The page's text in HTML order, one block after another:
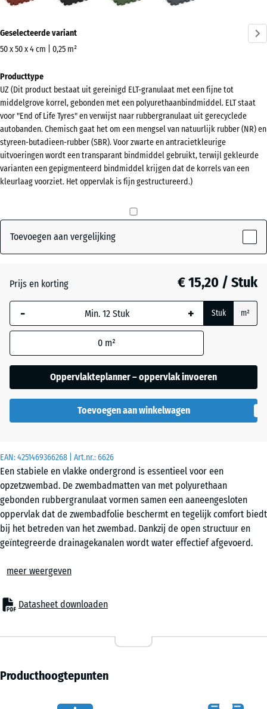
EAN:4251469366268 | Art.nr.:6626
Een stabiele en vlakke ondergrond is essentieel voor een
opzetzwembad. De zwembadmatten van met polyurethaan
gebonden rubbergranulaat vormen samen een aaneengesloten
oppervlak dat de zwembadfolie beschermt en tegelijk comfort biedt
bij het betreden van het zwembad. Dankzij de open structuur en
geïntegreerde drainagekanalen wordt water effectief afgevoerd.
De tegels zijn rondom voorzien van een nauwkeurig puzzelsysteem,
samenhangend oppervlak zonder dat verlijmen of schroeven nodig
is. Ook een randafwerking is doorgaans overbodig. De elementen
zonder moeite worden verwijderd.
Voor een duurzaam resultaat is een stabiele draaglaag nodig.
Geschikt zijn bijvoorbeeld beton, asfalt of klinkerbestrating, maar
meer weergeven
Datasheet downloaden
informatie
over
kleuren?
Kleurenpalet
weergeven
Baksteenrood(active)
Antraciet - € 0,50
Geselecteerde variant
50 x 50 x 4 cm | 0,25 m²
voor
verzending
540
x
540
x
40
mm
blauw omlijnde
afmeting wordt
(tenzij anders
aangegeven in de
50
cm
|
0,25
50
x
50
x 3
cm
|
m²
- € 3,50
Producttype
UZ (Dit product bestaat uit gereinigd ELT-granulaat met een fijne tot
middelgrove korrel, gebonden met een polyurethaanbindmiddel. ELT staat
voor "End of Life Tyres" en verwijst naar rubbergranulaat uit gerecyclede
autobanden. Chemisch gaat het om een mengsel van natuurlijk rubber (NR) en
styreen-butadieen-rubber (SBR). Voor zwarte en antracietkleurige
uitvoeringen wordt een transparant bindmiddel gebruikt, terwijl gekleurde
varianten een gepigmenteerd bindmiddel krijgen dat de korrels van een
kleurlaag voorziet. Het oppervlak is fijn gestructureerd.)
Toevoegen aan vergelijking
Prijs en korting € 15,20 / Stuk
- + Stuk m²
0 m²
Oppervlakteplanner – oppervlak invoeren
Toevoegen aan winkelwagen
Producthoogtepunten